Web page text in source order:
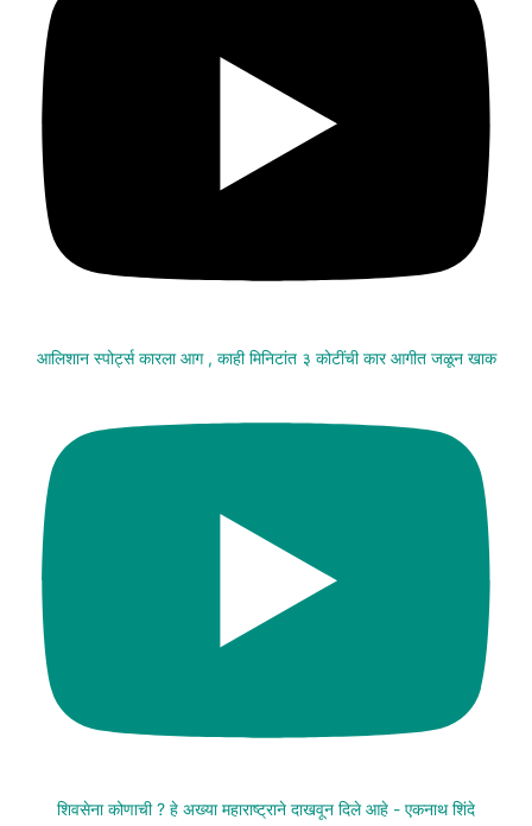
आलिशान स्पोर्ट्स कारला आग , काही मिनिटांत ३ कोटींची कार आगीत जळून खाक
शिवसेना कोणाची ? हे अख्या महाराष्ट्राने दाखवून दिले आहे - एकनाथ शिंदे